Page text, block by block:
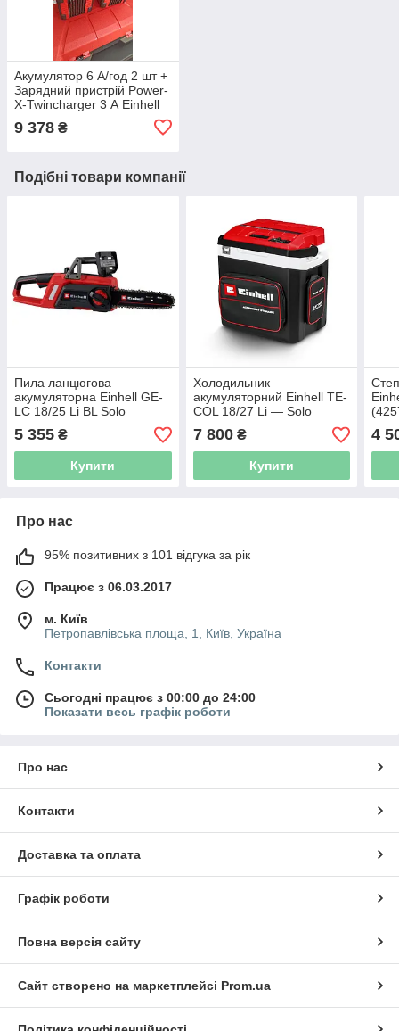
Акумулятор 6 А/год 2 шт +
Зарядний пристрій Power-
X-Twincharger 3 А Einhell
(45120836)
9 378 ₴
Подібні товари компанії
Пила ланцюгова
акумуляторна Einhell GE-
LC 18/25 Li BL Solo
(4600070)
5 355 ₴
Купити
Холодильник
акумуляторний Einhell TE-
COL 18/27 Li — Solo
(2048420)
7 800₴
Купити
4
Про нас
95% позитивних з 101 відгука за рік
Працює з 06.03.2017
м. Київ
Петропавлівська площа, 1, Київ, Україна
Контакти
Сьогодні працює з 00:00 до 24:00
Показати весь графік роботи
Про нас
Контакти
Доставка та оплата
Графік роботи
Повна версія сайту
Сайт створено на маркетплейсі Prom.ua